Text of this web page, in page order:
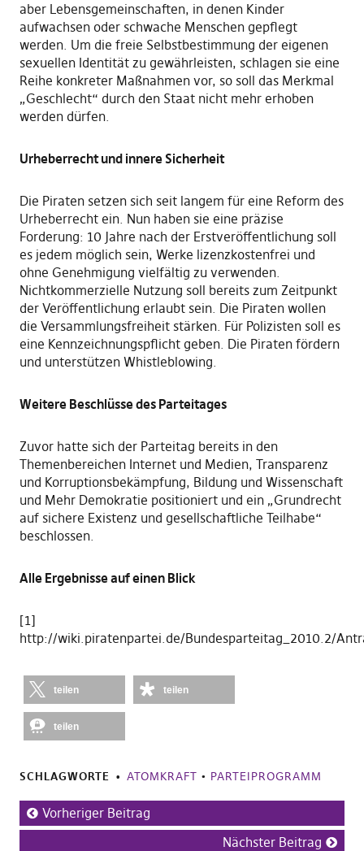
aber Lebensgemeinschaften, in denen Kinder
aufwachsen oder schwache Menschen gepflegt
werden. Um die freie Selbstbestimmung der eigenen
sexuellen Identität zu gewährleisten, schlagen sie eine
Reihe konkreter Maßnahmen vor, so soll das Merkmal
„Geschlecht“ durch den Staat nicht mehr erhoben
werden dürfen.
Urheberrecht und innere Sicherheit
Die Piraten setzen sich seit langem für eine Reform des
Urheberrecht ein. Nun haben sie eine präzise
Forderung: 10 Jahre nach der Erstveröffentlichung soll
es jedem möglich sein, Werke lizenzkostenfrei und
ohne Genehmigung vielfältig zu verwenden.
Nichtkommerzielle Nutzung soll bereits zum Zeitpunkt
der Veröffentlichung erlaubt sein. Die Piraten wollen
die Versammlungsfreiheit stärken. Für Polizisten soll es
eine Kennzeichnungspflicht geben. Die Piraten fördern
und unterstützen Whistleblowing.
Weitere Beschlüsse des Parteitages
Zuvor hatte sich der Parteitag bereits in den
Themenbereichen Internet und Medien, Transparenz
und Korruptionsbekämpfung, Bildung und Wissenschaft
und Mehr Demokratie positioniert und ein „Grundrecht
auf sichere Existenz und gesellschaftliche Teilhabe“
beschlossen.
Alle Ergebnisse auf einen Blick
[1]
http://wiki.piratenpartei.de/Bundesparteitag_2010.2/
teilen teilen
teilen
SCHLAGWORTE ATOMKRAFT • PARTEIPROGRAMM
Vorheriger Beitrag
Nächster Beitrag